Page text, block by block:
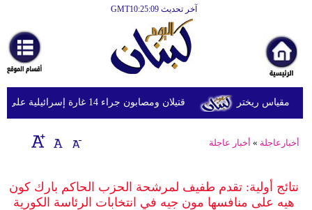
آخر تحديث GMT10:25:09
أخبارعاجلة
رياضة
ثقافة
إقتصاد
وموسيقى
قتيلان ومصابون جراء 14 غارة إسرائيلية على شرق وجنوب لبنان
أخبارعاجلة » أخبار عاجلة
نتائج أولية: تقدم طفيف لمرشحة الحزب الحاكم بارك كون
هيه على منافسها مون جيه في انتخابات الرئاسة الكورية